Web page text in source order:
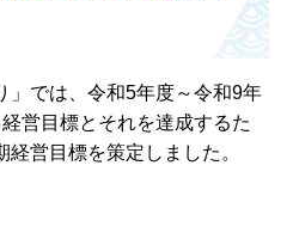
」では、令和5年度～令和9年
営目標とそれを達成するた
営目標を策定しました。